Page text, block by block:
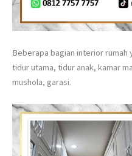
Beberapa bagian interior
tidur utama, tidur anak, kamar
mushola, garasi.